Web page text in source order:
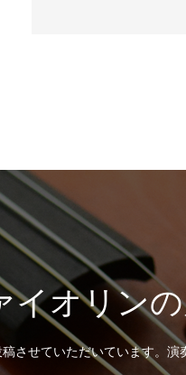
イオリン
させていただいています。